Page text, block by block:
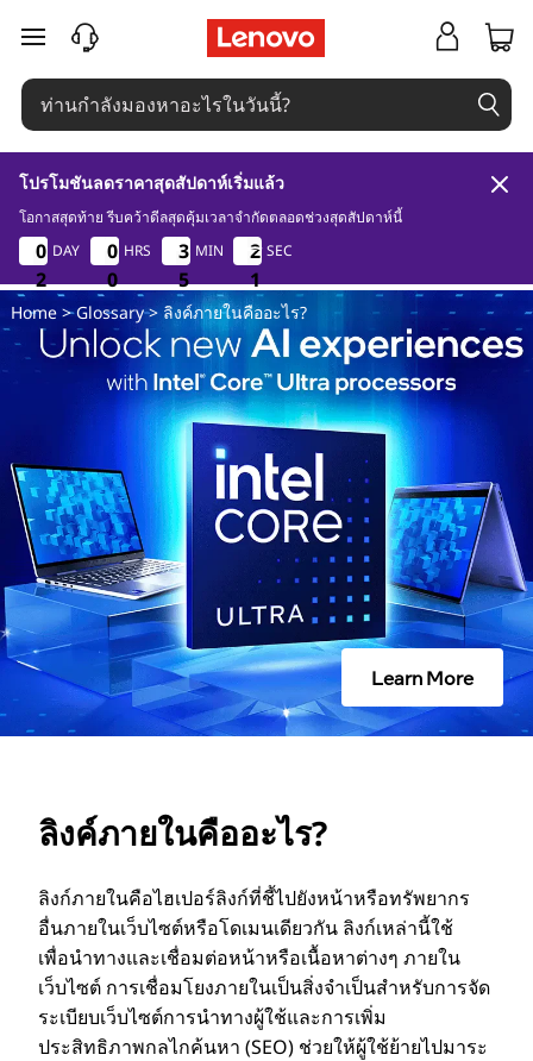
ดั
ช
นี
ก
า
ร
ช้
ง
า
น
W
i
ข้ามไปที่เนื้อหาหลัก
โปรโมชันลดราคาสุดสัปดาห์เริ่มแล้ว
โอกาสสุดท้าย รีบคว้าดีลสุดคุ้มเวลาจำกัดตลอดช่วงสุดสัปดาห์นี้
0
2
0
2
0
2
0
2
DAY
0
0
0
0
0
0
0
0
HRS
3
5
3
5
3
5
3
5
MIN
2
0
2
0
2
0
2
0
SEC
Home>Glossary> ลิงค์ภายในคืออะไร?
Learn More
ลิงค์ภายในคืออะไร?
ลิงก์ภายในคือไฮเปอร์ลิงก์ที่ชี้ไปยังหน้าหรือทรัพยากร
อื่นภายในเว็บไซต์หรือโดเมนเดียวกัน ลิงก์เหล่านี้ใช้
เพื่อนําทางและเชื่อมต่อหน้าหรือเนื้อหาต่างๆ ภายใน
เว็บไซต์ การเชื่อมโยงภายในเป็นสิ่งจําเป็นสําหรับการจัด
ระเบียบเว็บไซต์การนําทางผู้ใช้และการเพิ่ม
ประสิทธิภาพกลไกค้นหา (SEO) ช่วยให้ผู้ใช้ย้ายไปมาระ